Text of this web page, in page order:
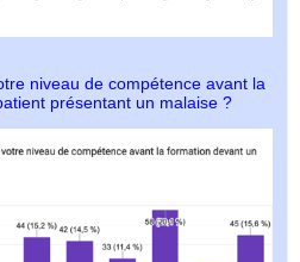
niveau de compétence avant la
présentant un malaise ?